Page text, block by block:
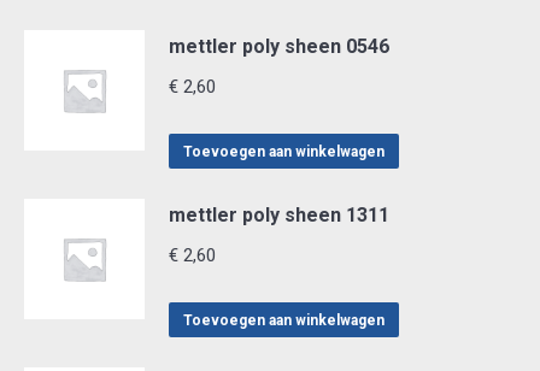
mettler poly sheen 0546
€ 2,60
Toevoegen aan winkelwagen
mettler poly sheen 1311
€ 2,60
Toevoegen aan winkelwagen